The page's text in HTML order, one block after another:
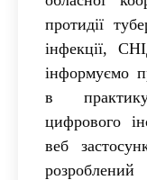
протидії
інфекції,
інформуємо
в
цифрового
веб